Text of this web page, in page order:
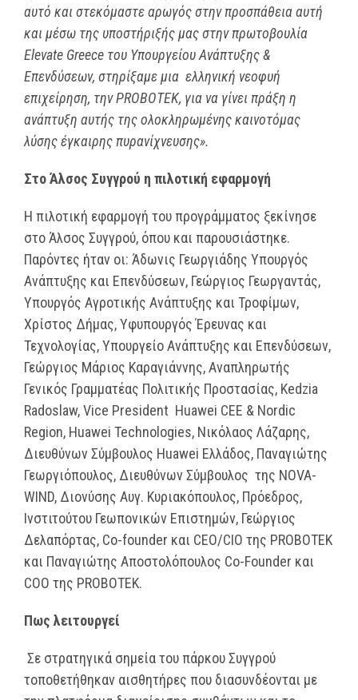
αυτό και στεκόμαστε αρωγός στην προσπάθεια αυτή
και μέσω της υποστήριξής μας στην πρωτοβουλία
Εlevate Greece του Υπουργείου Ανάπτυξης &
Επενδύσεων, στηρίξαμε μια ελληνική νεοφυή
επιχείρηση, την PROBOTEK, για να γίνει πράξη η
ανάπτυξη αυτής της ολοκληρωμένης καινοτόμας
λύσης έγκαιρης πυρανίχνευσης».
Στο Άλσος Συγγρού η πιλοτική εφαρμογή
Η πιλοτική εφαρμογή του προγράμματος ξεκίνησε
στο Άλσος Συγγρού, όπου και παρουσιάστηκε.
Παρόντες ήταν οι: Άδωνις Γεωργιάδης Υπουργός
Ανάπτυξης και Επενδύσεων, Γεώργιος Γεωργαντάς,
Υπουργός Αγροτικής Ανάπτυξης και Τροφίμων,
Χρίστος Δήμας, Υφυπουργός Έρευνας και
Τεχνολογίας, Υπουργείο Ανάπτυξης και Επενδύσεων,
Γεώργιος Μάριος Καραγιάννης, Αναπληρωτής
Γενικός Γραμματέας Πολιτικής Προστασίας, Kedzia
Radoslaw, Vice President Huawei CEE & Nordic
Region, Huawei Technologies, Νικόλαος Λάζαρης,
Διευθύνων Σύμβουλος Huawei Ελλάδος, Παναγιώτης
Γεωργιόπουλος, Διευθύνων Σύμβουλος της NOVA-
WIND, Διονύσης Αυγ. Κυριακόπουλος, Πρόεδρος,
Ινστιτούτου Γεωπονικών Επιστημών, Γεώργιος
Δελαπόρτας, Co-founder και CEO/CIO της PROBOTEK
και Παναγιώτης Αποστολόπουλος Co-Founder και
COO της PROBOTEK.
Πως λειτουργεί
Σε στρατηγικά σημεία του πάρκου Συγγρού
τοποθετήθηκαν αισθητήρες που διασυνδέονται με